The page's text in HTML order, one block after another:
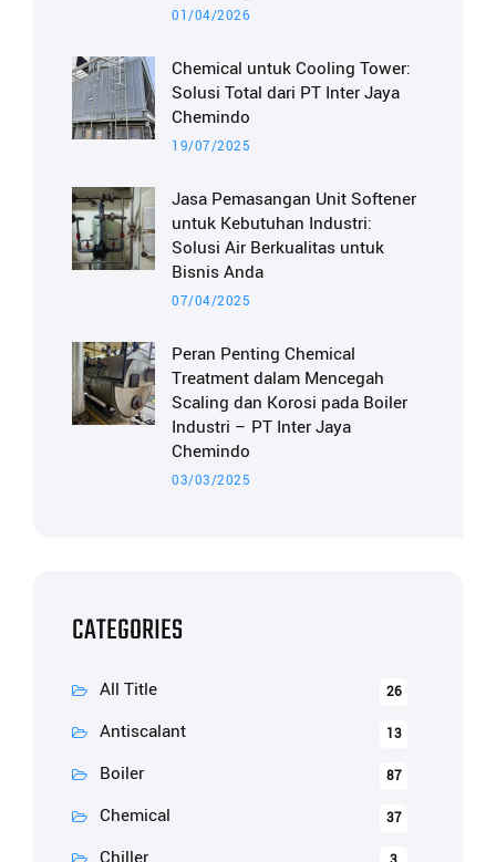
01/04/2026
Chemical untuk Cooling Tower:
Solusi Total dari PT Inter Jaya
Chemindo
19/07/2025
Jasa Pemasangan Unit Softener
untuk Kebutuhan Industri:
Solusi Air Berkualitas untuk
Bisnis Anda
07/04/2025
Peran Penting Chemical
Treatment dalam Mencegah
Scaling dan Korosi pada Boiler
Industri – PT Inter Jaya
Chemindo
03/03/2025
CATEGORIES
All Title 26
Antiscalant 13
Boiler 87
Chemical 37